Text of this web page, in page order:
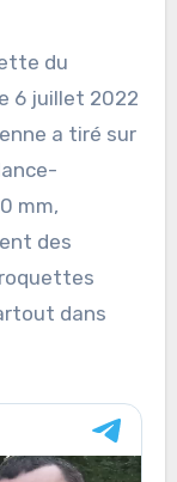
du
6 juillet 2022
a tiré sur
mm,
des
dans